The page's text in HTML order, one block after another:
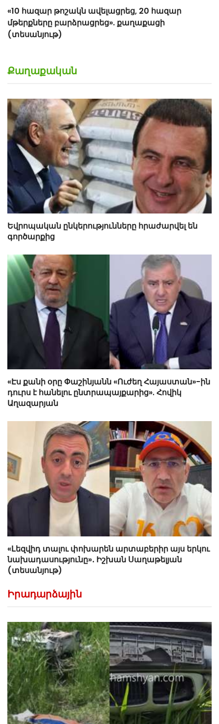
Քաղաքական
Եվրոպական ընկերությունները հրաժարվել են
գործարքից
«Էս քանի օրը Փաշինյանն «Ուժեղ Հայաստան»-ին
դուրս է հանելու ընտրապայքարից». Հովիկ
Աղազարյան
«Լեզվիդ տալու փոխարեն արտաբերիր այս երկու
նախադասությունը»․ Իշխան Սաղաթելյան
(տեսանյութ)
Իրադարձային